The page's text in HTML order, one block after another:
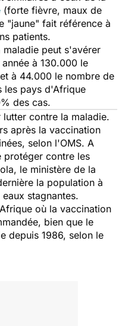
(forte fièvre, maux de
"jaune" fait référence à
patients.
maladie peut s'avérer
à 130.000 le
à 44.000 le nombre de
les pays d'Afrique
des cas.
contre la maladie.
après la vaccination
selon l'OMS. A
protéger contre les
le ministère de la
la population à
stagnantes.
où la vaccination
bien que le
depuis 1986, selon le